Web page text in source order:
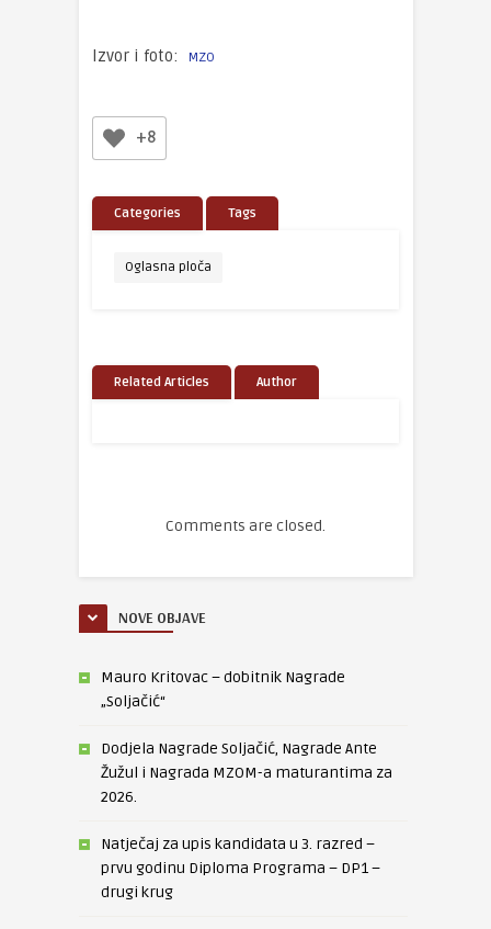
Izvor i foto: MZO
+8
Categories Tags
Oglasna ploča
Related Articles Author
Comments are closed.
NOVE OBJAVE
Mauro Kritovac – dobitnik Nagrade
„Soljačić“
Dodjela Nagrade Soljačić, Nagrade Ante
Žužul i Nagrada MZOM-a maturantima za
2026.
Natječaj za upis kandidata u 3. razred –
prvu godinu Diploma Programa – DP1 –
drugi krug